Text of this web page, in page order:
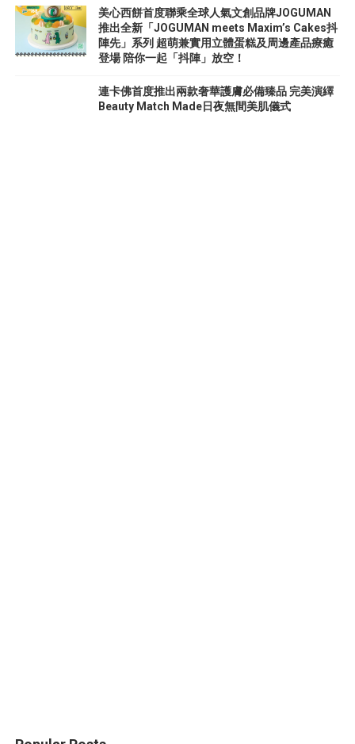
美心西餅首度聯乘全球人氣文創品牌JOGUMAN
推出全新「JOGUMAN meets Maxim’s Cakes抖
陣先」系列 超萌兼實用立體蛋糕及周邊產品療癒
登場 陪你一起「抖陣」放空！
連卡佛首度推出兩款奢華護膚必備臻品 完美演繹
Beauty Match Made日夜無間美肌儀式